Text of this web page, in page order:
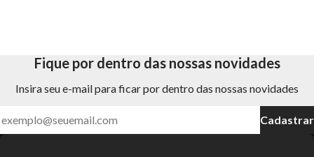
Fique por dentro das nossas novidades
Insira seu e-mail para ficar por dentro das nossas novidades
Cadastrar